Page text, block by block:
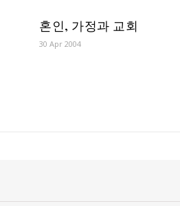
혼인, 가정과 교회
30 Apr 2004